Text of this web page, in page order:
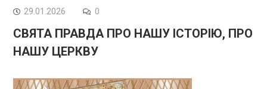
29.01.2026 0
СВЯТА ПРАВДА ПРО НАШУ ІСТОРІЮ, ПРО
НАШУ ЦЕРКВУ